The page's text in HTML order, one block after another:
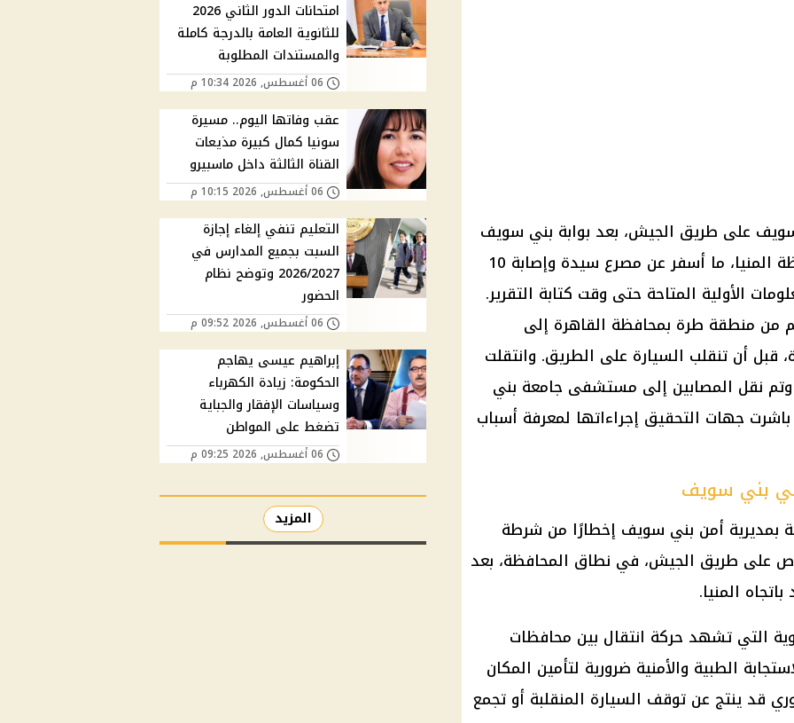
على طريق الجيش، بعد بوابة بني سويف
بنحو كيلومتر واحد في اتجاه محافظة المنيا، ما أسفر عن مصرع سيدة وإصابة 10
الأولية المتاحة حتى وقت كتابة التقرير.
منطقة طرة بمحافظة القاهرة إلى
قبل أن تنقلب السيارة على الطريق. وانتقلت
وتم نقل المصابين إلى مستشفى جامعة بني
جهات التحقيق إجراءاتها لمعرفة أسباب
بني سويف
بمديرية أمن بني سويف إخطارًا من شرطة
على طريق الجيش، في نطاق المحافظة، بعد
المنيا.
التي تشهد حركة انتقال بين محافظات
الطبية والأمنية ضرورية لتأمين المكان
قد ينتج عن توقف السيارة المنقلبة أو تجمع
امتحانات الدور الثاني 2026
للثانوية العامة بالدرجة كاملة
والمستندات المطلوبة
06 أغسطس, 2026 10:34 م
عقب وفاتها اليوم.. مسيرة
سونيا كمال كبيرة مذيعات
القناة الثالثة داخل ماسبيرو
06 أغسطس, 2026 10:15 م
التعليم تنفي إلغاء إجازة
السبت بجميع المدارس في
2026/2027 وتوضح نظام
الحضور
06 أغسطس, 2026 09:52 م
إبراهيم عيسى يهاجم
الحكومة: زيادة الكهرباء
وسياسات الإفقار والجباية
تضغط على المواطن
06 أغسطس, 2026 09:25 م
المزيد